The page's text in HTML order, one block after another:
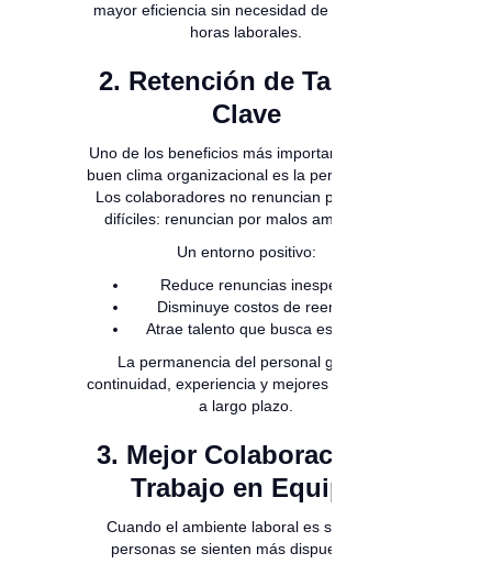
mayor eficiencia sin necesidad de aumentar
horas laborales.
2. Retención de Talento
Clave
Uno de los beneficios más importantes de un
buen clima organizacional es la permanencia.
Los colaboradores no renuncian por tareas
difíciles: renuncian por malos ambientes.
Un entorno positivo:
Reduce renuncias inesperadas
Disminuye costos de reemplazo
Atrae talento que busca estabilidad
La permanencia del personal genera
continuidad, experiencia y mejores resultados
a largo plazo.
3. Mejor Colaboración y
Trabajo en Equipo
Cuando el ambiente laboral es sano, las
personas se sienten más dispuestas a: